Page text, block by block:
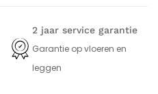
2 jaar service garantie
Garantie op vloeren en
leggen